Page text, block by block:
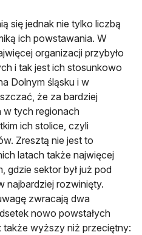
się jednak nie tylko liczbą
ich powstawania. W
organizacji przybyło
i tak jest ich stosunkowo
Dolnym śląsku i w
że za bardziej
w tych regionach
ich stolice, czyli
Zresztą nie jest to
latach także najwięcej
gdzie sektor był już pod
najbardziej rozwinięty.
zwracają dwa
nowo powstałych
wyższy niż przeciętny: